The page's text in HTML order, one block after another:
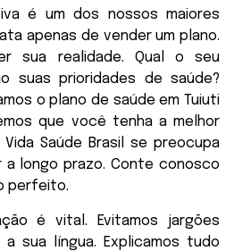
é um dos nossos maiores
apenas de vender um plano.
sua realidade. Qual o seu
suas prioridades de saúde?
o plano de saúde em Tuiuti
que você tenha a melhor
Saúde Brasil se preocupa
longo prazo. Conte conosco
perfeito.
é vital. Evitamos jargões
a sua língua. Explicamos tudo